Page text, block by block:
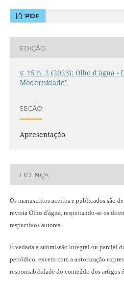
PDF
EDIÇÃO
v. 15 n. 2 (2023): Olho d'água -
Modernidade"
SEÇÃO
Apresentação
LICENÇA
Os manuscritos aceitos e publicados são
revista Olho d'água, respeitando-se os
respectivos autores.
É vedada a submissão integral ou parcial
periódico, exceto com a autorização
responsabilidade do conteúdo dos artigos